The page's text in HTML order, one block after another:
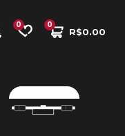
0
R$0.00
0